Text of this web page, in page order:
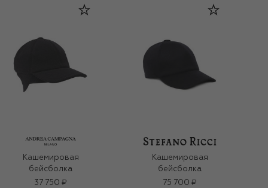
Кашемировая
бейсболка
37 750 ₽
Кашемировая
бейсболка
75 700 ₽